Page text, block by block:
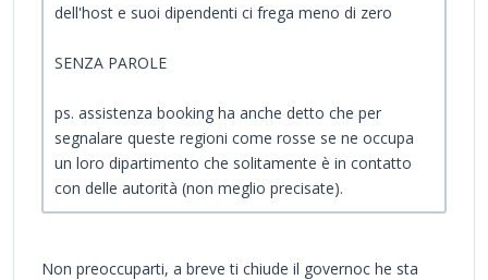
dell'host e suoi dipendenti ci frega meno di zero
SENZA PAROLE
ps. assistenza booking ha anche detto che per
segnalare queste regioni come rosse se ne occupa
un loro dipartimento che solitamente è in contatto
con delle autorità (non meglio precisate).
Non preoccuparti, a breve ti chiude il governoc he sta